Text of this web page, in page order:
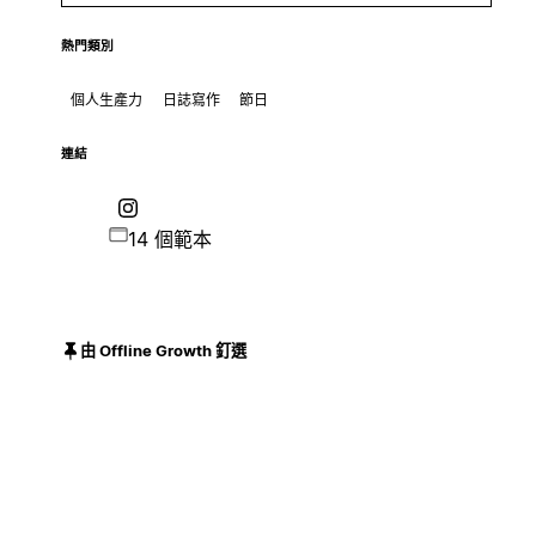
熱門類別
個人生產力 日誌寫作 節日
連結
14 個範本
由 Offline Growth 釘選